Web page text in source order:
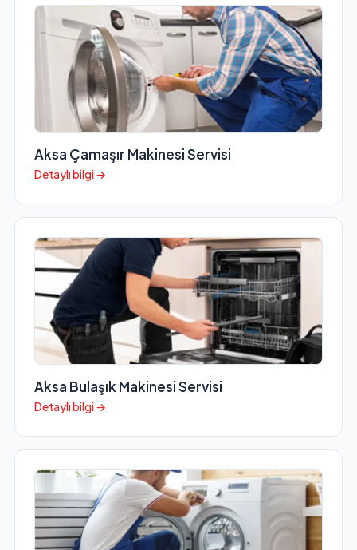
Aksa Çamaşır Makinesi Servisi
Detaylı bilgi →
Aksa Bulaşık Makinesi Servisi
Detaylı bilgi →